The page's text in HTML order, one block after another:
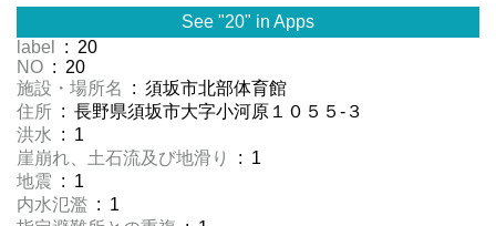
See "20" in Apps
label
: 20
NO : 20
施設・場所名
: 須坂市北部体育館
住所 : 長野県須坂市大字小河原１０５５-３
洪水
: 1
崖崩れ、土石流及び地滑り
: 1
地震 : 1
内水氾濫 : 1